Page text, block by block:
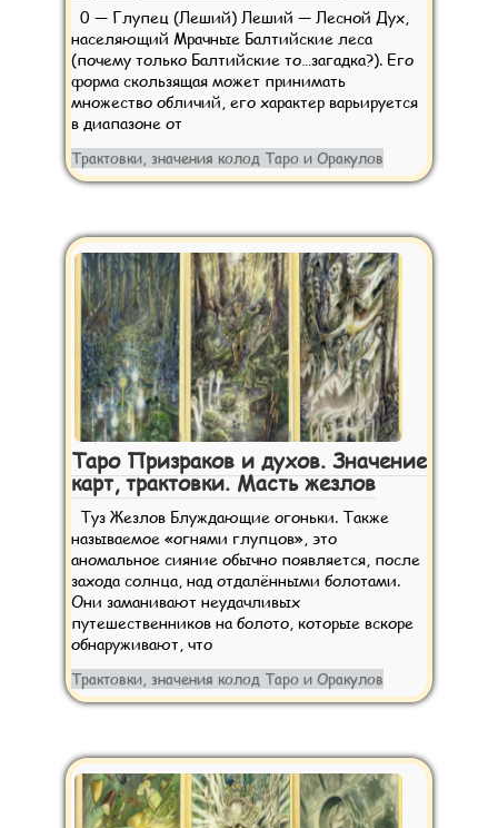
0 — Глупец (Леший) Леший — Лесной Дух,
населяющий Мрачные Балтийские леса
(почему только Балтийские то…загадка?). Его
форма скользящая может принимать
множество обличий, его характер варьируется
в диапазоне от
Трактовки, значения колод Таро и Оракулов
Таро Призраков и духов. Значение
карт, трактовки. Масть жезлов
Туз Жезлов Блуждающие огоньки. Также
называемое «огнями глупцов», это
аномальное сияние обычно появляется, после
захода солнца, над отдалёнными болотами.
Они заманивают неудачливых
путешественников на болото, которые вскоре
обнаруживают, что
Трактовки, значения колод Таро и Оракулов